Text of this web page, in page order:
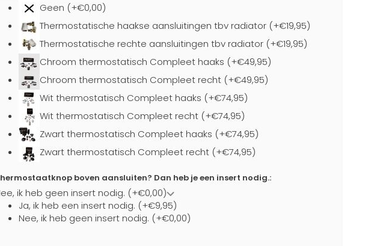
Geen (+€0,00)
Thermostatische haakse aansluitingen tbv radiator (+€19,95)
Thermostatische rechte aansluitingen tbv radiator (+€19,95)
Chroom thermostatisch Compleet haaks (+€49,95)
Chroom thermostatisch Compleet recht (+€49,95)
Wit thermostatisch Compleet haaks (+€74,95)
Wit thermostatisch Compleet recht (+€74,95)
Zwart thermostatisch Compleet haaks (+€74,95)
Zwart thermostatisch Compleet recht (+€74,95)
boven aansluiten? Dan heb je een insert nodig.:
ik heb geen insert nodig. (+€0,00)
Ja, ik heb een insert nodig. (+€9,95)
Nee, ik heb geen insert nodig. (+€0,00)